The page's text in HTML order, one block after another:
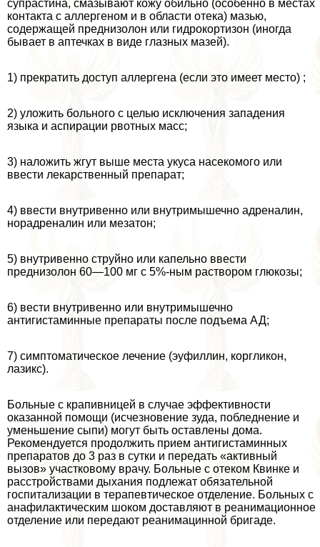
супрастина, смазывают кожу обильно (особенно в местах
контакта с аллергеном и в области отека) мазью,
содержащей преднизолон или гидрокортизон (иногда
бывает в аптечках в виде глазных мазей).
1) прекратить доступ аллергена (если это имеет место) ;
2) уложить больного с целью исключения западения
языка и аспирации рвотных масс;
3) наложить жгут выше места укуса насекомого или
ввести лекарственный препарат;
4) ввести внутривенно или внутримышечно адреналин,
норадреналин или мезатон;
5) внутривенно струйно или капельно ввести
преднизолон 60—100 мг с 5%-ным раствором глюкозы;
6) вести внутривенно или внутримышечно
антигистаминные препараты после подъема АД;
7) симптоматическое лечение (эуфиллин, коргликон,
лазикс).
Больные с крапивницей в случае эффективности
оказанной помощи (исчезновение зуда, побледнение и
уменьшение сыпи) могут быть оставлены дома.
Рекомендуется продолжить прием антигистаминных
препаратов до 3 раз в сутки и передать «активный
вызов» участковому врачу. Больные с отеком Квинке и
расстройствами дыхания подлежат обязательной
госпитализации в терапевтическое отделение. Больных с
анафилактическим шоком доставляют в реанимационное
отделение или передают реанимацинной бригаде.